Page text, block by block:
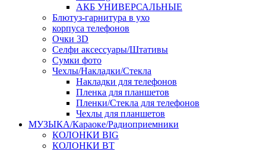
АКБ УНИВЕРСАЛЬНЫЕ
Блютуз-гарнитура в ухо
корпуса телефонов
Очки 3D
Селфи аксессуары/Штативы
Сумки фото
Чехлы/Накладки/Стекла
Накладки для телефонов
Пленка для планшетов
Пленки/Стекла для телефонов
Чехлы для планшетов
МУЗЫКА/Караоке/Радиоприемники
КОЛОНКИ BIG
КОЛОНКИ BT